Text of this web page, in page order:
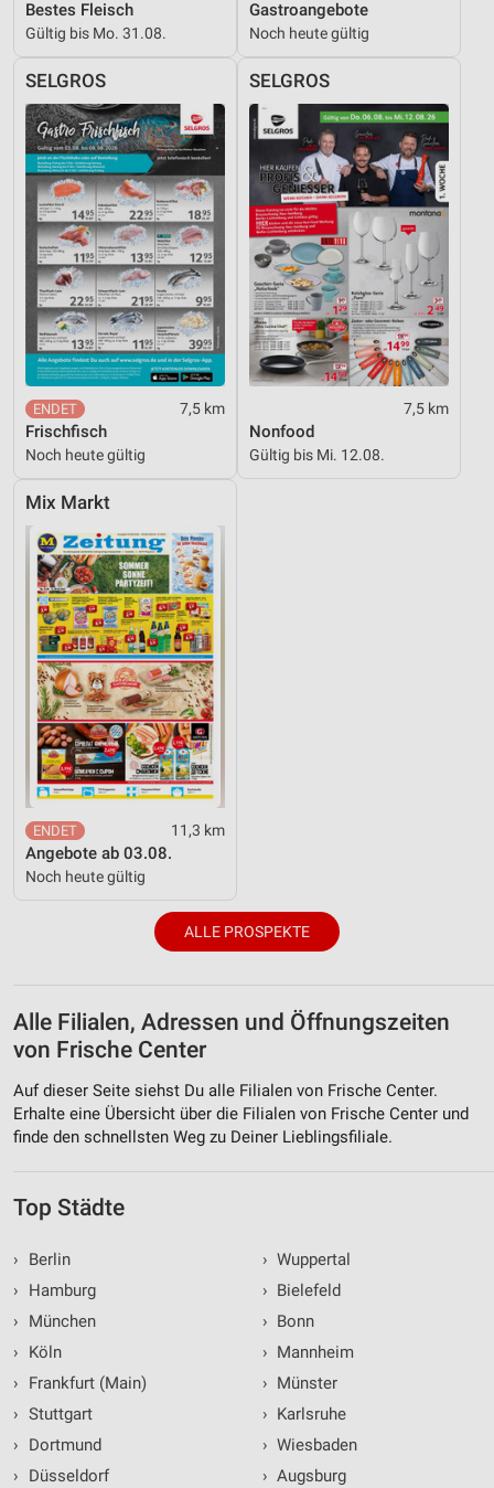
Bestes Fleisch
Gültig bis Mo. 31.08.
Gastroangebote
Noch heute gültig
SELGROS
7,5 km
Frischfisch
Noch heute gültig
SELGROS
7,5 km
Nonfood
Gültig bis Mi. 12.08.
Mix Markt
11,3 km
Angebote ab 03.08.
Noch heute gültig
ALLE PROSPEKTE
Alle Filialen, Adressen und Öffnungszeiten
von Frische Center
Auf dieser Seite siehst Du alle Filialen von Frische Center.
Erhalte eine Übersicht über die Filialen von Frische Center und
finde den schnellsten Weg zu Deiner Lieblingsfiliale.
Top Städte
›
Berlin
›
Hamburg
›
München
›
Köln
›
Frankfurt (Main)
› Stuttgart
›
Dortmund
›
Düsseldorf
› Wuppertal
› Bielefeld
› Bonn
› Mannheim
› Münster
› Karlsruhe
› Wiesbaden
› Augsburg
Informationen identifizieren
Notwendig
Performance
Funktional
Werbung